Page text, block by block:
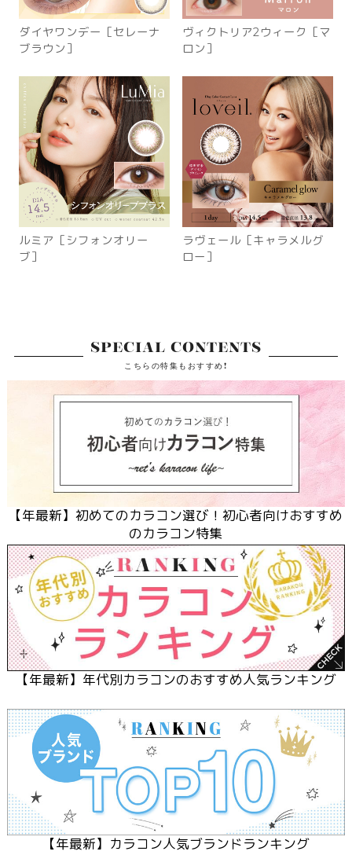
ダイヤワンデー［セレーナ
ブラウン］
ヴィクトリア2ウィーク［マ
ロン］
ルミア［シフォンオリー
ブ］
ラヴェール［キャラメルグ
ロー］
SPECIAL CONTENTS
こちらの特集もおすすめ!
【 年最新】初めてのカラコン選び！初心者向けおすすめ
のカラコン特集
【 年最新】年代別カラコンのおすすめ人気ランキング
【 年最新】カラコン人気ブランドランキング